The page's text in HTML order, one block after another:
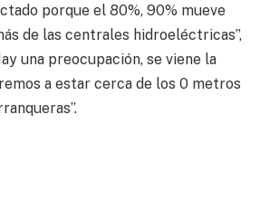
porque el 80%, 90% mueve
de las centrales hidroeléctricas”,
una preocupación, se viene la
a estar cerca de los 0 metros